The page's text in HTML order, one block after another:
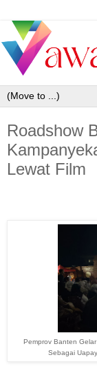
Roadshow
Lewat Film
Pemprov Banten
Sebagai